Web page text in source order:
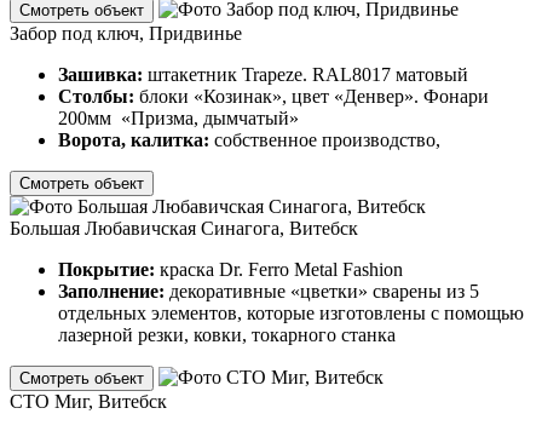
Смотреть объект
Забор под ключ, Придвинье
Зашивка: штакетник Trapeze. RAL8017 матовый
Столбы: блоки «Козинак», цвет «Денвер». Фонари
200мм «Призма, дымчатый»
Ворота, калитка: собственное производство,
Смотреть объект
Большая Любавичская Синагога, Витебск
Покрытие: краска Dr. Ferro Metal Fashion
Заполнение: декоративные «цветки» сварены из 5
отдельных элементов, которые изготовлены с помощью
лазерной резки, ковки, токарного станка
Смотреть объект
СТО Миг, Витебск